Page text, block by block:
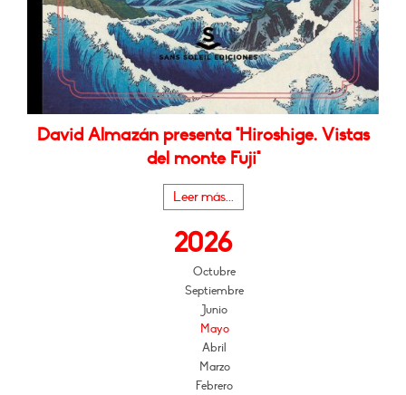
David Almazán presenta "Hiroshige. Vistas
del monte Fuji"
Leer más...
2026
Octubre
Septiembre
Junio
Mayo
Abril
Marzo
Febrero